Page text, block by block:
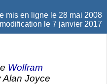
mis en ligne le 28 mai 2008
le 7 janvier 2017
Wolfram
Joyce